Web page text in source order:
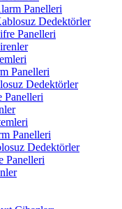
Panelleri
Dedektörler
Panelleri
Panelleri
Dedektörler
Panelleri
Panelleri
Dedektörler
Panelleri